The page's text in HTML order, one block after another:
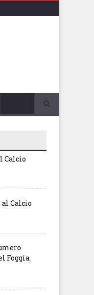
Calcio
Calcio
Foggia.